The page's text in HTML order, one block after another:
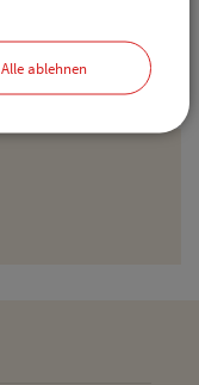
Drucken
Alle ablehnen